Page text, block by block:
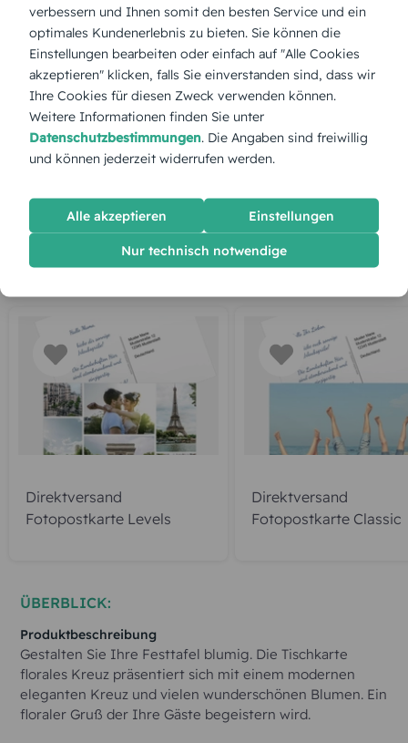
Gesamtpreis: 35,00 €
Spätester VersandterminMontag, 10.8.2026
jetzt gestalten
gratis Muster gestalten
KUNDEN GEFÄLLT AUCH
Direktversand
Fotopostkarte Levels
Direktversand
Fotopostkarte Classic
ÜBERBLICK:
Produktbeschreibung
Gestalten Sie Ihre Festtafel blumig. Die Tischkarte
florales Kreuz präsentiert sich mit einem modernen
eleganten Kreuz und vielen wunderschönen Blumen. Ein
floraler Gruß der Ihre Gäste begeistern wird.
verbessern und Ihnen somit den besten Service und ein
optimales Kundenerlebnis zu bieten. Sie können die
Einstellungen bearbeiten oder einfach auf "Alle Cookies
akzeptieren" klicken, falls Sie einverstanden sind, dass wir
Ihre Cookies für diesen Zweck verwenden können.
Weitere Informationen finden Sie unter
Datenschutzbestimmungen. Die Angaben sind freiwillig
und können jederzeit widerrufen werden.
Alle akzeptieren Einstellungen
Nur technisch notwendige